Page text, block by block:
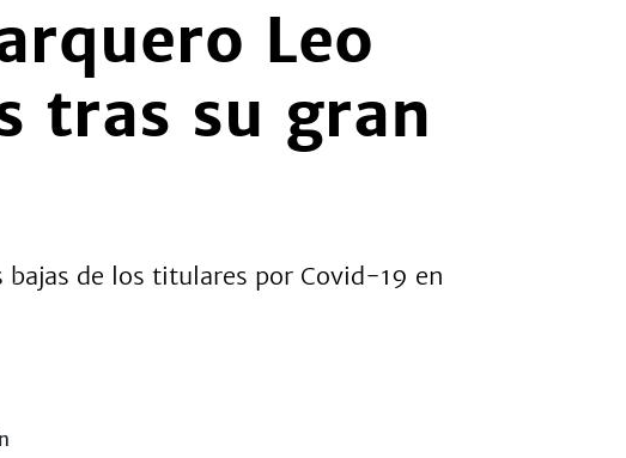
Leo
tras su gran
bajas de los titulares por Covid-19 en